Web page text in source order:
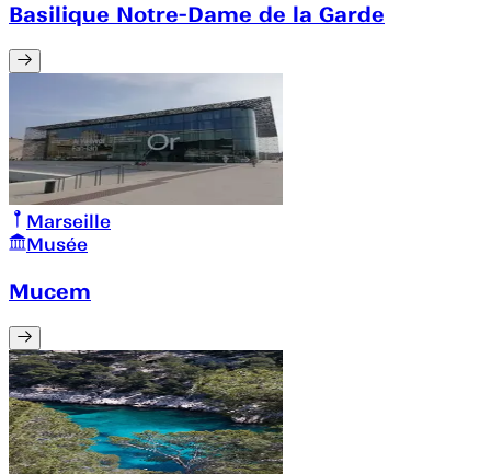
Basilique Notre-Dame de la Garde
Marseille
Musée
Mucem